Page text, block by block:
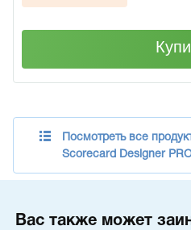
Посмотреть все
Scorecard Designer
Вас также может